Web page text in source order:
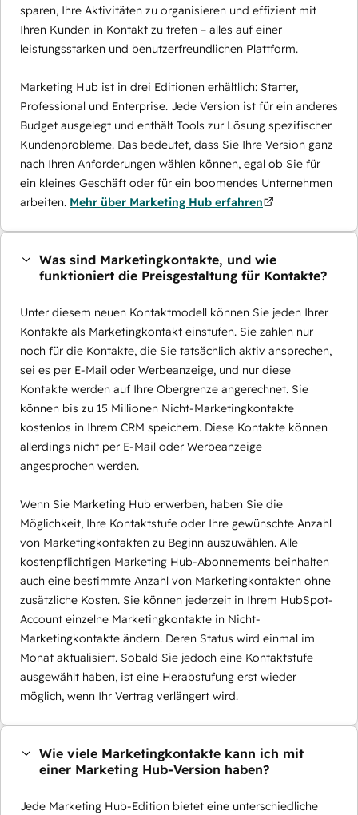
sparen, Ihre Aktivitäten zu organisieren und effizient mit
Ihren Kunden in Kontakt zu treten – alles auf einer
leistungsstarken und benutzerfreundlichen Plattform.
Marketing Hub ist in drei Editionen erhältlich: Starter,
Professional und Enterprise. Jede Version ist für ein anderes
Budget ausgelegt und enthält Tools zur Lösung spezifischer
Kundenprobleme. Das bedeutet, dass Sie Ihre Version ganz
nach Ihren Anforderungen wählen können, egal ob Sie für
ein kleines Geschäft oder für ein boomendes Unternehmen
arbeiten. Mehr über Marketing Hub erfahren
Was sind Marketingkontakte, und wie
funktioniert die Preisgestaltung für Kontakte?
Unter diesem neuen Kontaktmodell können Sie jeden Ihrer
Kontakte als Marketingkontakt einstufen. Sie zahlen nur
noch für die Kontakte, die Sie tatsächlich aktiv ansprechen,
sei es per E-Mail oder Werbeanzeige, und nur diese
Kontakte werden auf Ihre Obergrenze angerechnet. Sie
können bis zu 15 Millionen Nicht-Marketingkontakte
kostenlos in Ihrem CRM speichern. Diese Kontakte können
allerdings nicht per E-Mail oder Werbeanzeige
angesprochen werden.
Wenn Sie Marketing Hub erwerben, haben Sie die
Möglichkeit, Ihre Kontaktstufe oder Ihre gewünschte Anzahl
von Marketingkontakten zu Beginn auszuwählen. Alle
kostenpflichtigen Marketing Hub-Abonnements beinhalten
auch eine bestimmte Anzahl von Marketingkontakten ohne
zusätzliche Kosten. Sie können jederzeit in Ihrem HubSpot-
Account einzelne Marketingkontakte in Nicht-
Marketingkontakte ändern. Deren Status wird einmal im
Monat aktualisiert. Sobald Sie jedoch eine Kontaktstufe
ausgewählt haben, ist eine Herabstufung erst wieder
möglich, wenn Ihr Vertrag verlängert wird.
Wie viele Marketingkontakte kann ich mit
einer Marketing Hub-Version haben?
Jede Marketing Hub-Edition bietet eine unterschiedliche